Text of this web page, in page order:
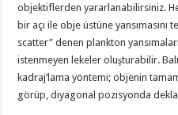
objektiflerden yararlanabilirsiniz.
bir açı ile obje üstüne
scatter” denen plankton
istenmeyen lekeler oluşturabilir.
kadraj’lama yöntemi; objenin
görüp, diyagonal pozisyonda